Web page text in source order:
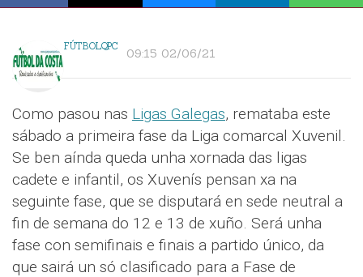
FÚTBOLQPC 09:15 02/06/21
Como pasou nas Ligas Galegas, remataba este
sábado a primeira fase da Liga comarcal Xuvenil.
Se ben aínda queda unha xornada das ligas
cadete e infantil, os Xuvenís pensan xa na
seguinte fase, que se disputará en sede neutral a
fin de semana do 12 e 13 de xuño. Será unha
fase con semifinais e finais a partido único, da
que sairá un só clasificado para a Fase de